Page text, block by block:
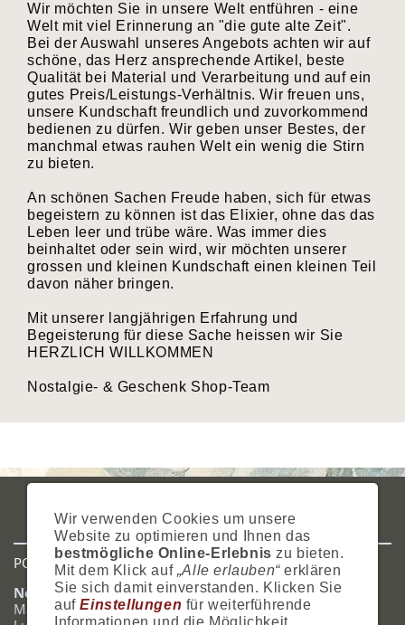
Wir möchten Sie in unsere Welt entführen - eine
Welt mit viel Erinnerung an "die gute alte Zeit".
Bei der Auswahl unseres Angebots achten wir auf
schöne, das Herz ansprechende Artikel, beste
Qualität bei Material und Verarbeitung und auf ein
gutes Preis/Leistungs-Verhältnis. Wir freuen uns,
unsere Kundschaft freundlich und zuvorkommend
bedienen zu dürfen. Wir geben unser Bestes, der
manchmal etwas rauhen Welt ein wenig die Stirn
zu bieten.
An schönen Sachen Freude haben, sich für etwas
begeistern zu können ist das Elixier, ohne das das
Leben leer und trübe wäre. Was immer dies
beinhaltet oder sein wird, wir möchten unserer
grossen und kleinen Kundschaft einen kleinen Teil
davon näher bringen.
Mit unserer langjährigen Erfahrung und
Begeisterung für diese Sache heissen wir Sie
HERZLICH WILLKOMMEN
Nostalgie- & Geschenk Shop-Team
WIDERRUFSRECHTSITEMAPHILFECOOKIES
POSTADRESSE
Nostalgie- & Geschenk Shop
Maja Schmid
Wir verwenden Cookies um unsere
Website zu optimieren und Ihnen das
bestmögliche Online-Erlebnis zu bieten.
Mit dem Klick auf „Alle erlauben“erklären
Sie sich damit einverstanden. Klicken Sie
aufEinstellungen für weiterführende
Informationen und die Möglichkeit,